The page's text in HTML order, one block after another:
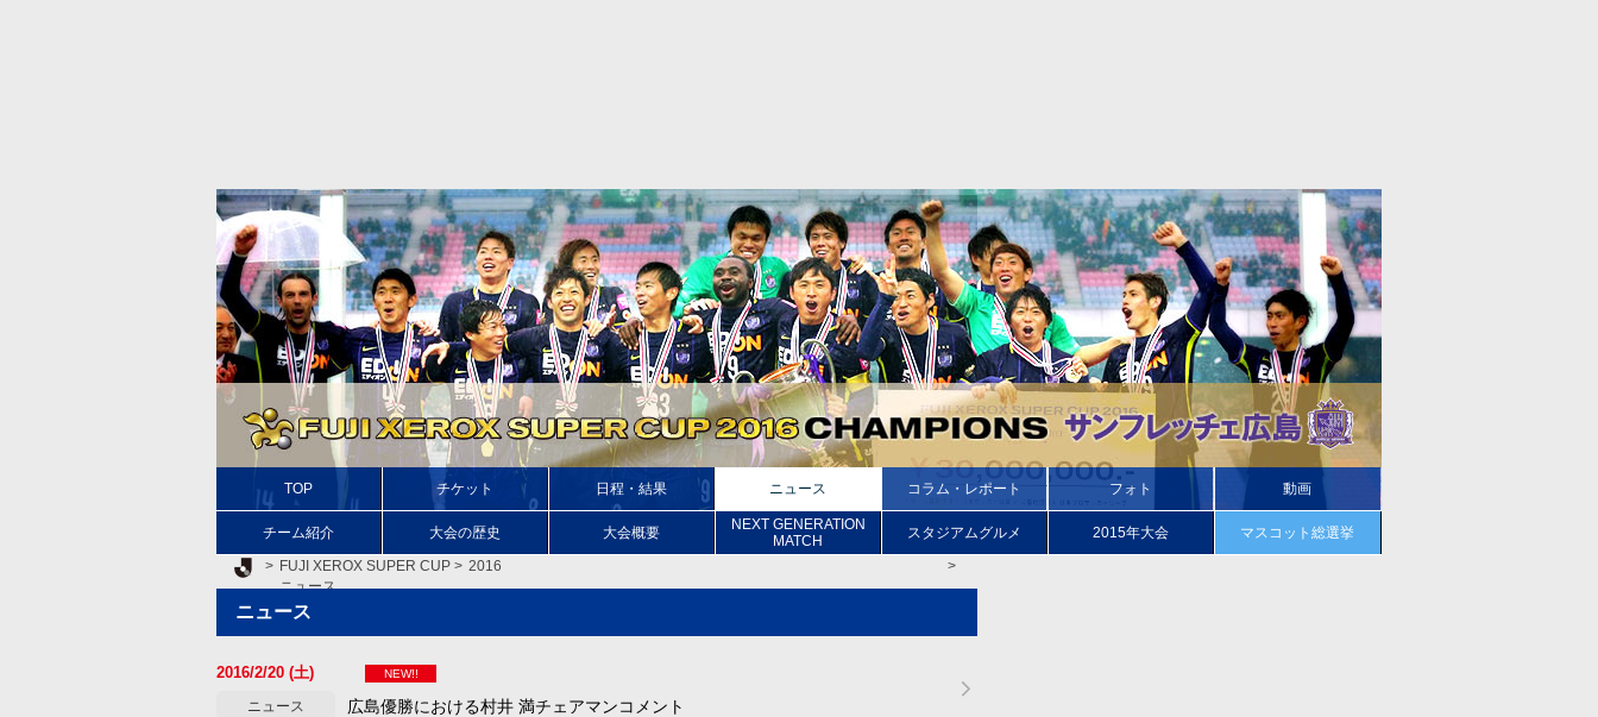
TOP チケット 日程・結果 ニュース コラム・レポート フォト 動画
チーム紹介 大会の歴史 大会概要
NEXT GENERATION
MATCH
スタジアムグルメ 2015年大会
マスコット総選挙
Ｊリーグ TOP
FUJI XEROX SUPER CUP
2016
ニュース
ニュース
2016/2/20 (土) NEW!!
ニュース 広島優勝における村井 満チェアマンコメント